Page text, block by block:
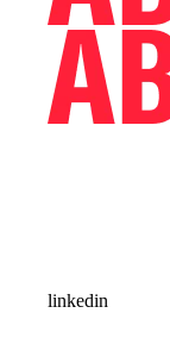
linkedin